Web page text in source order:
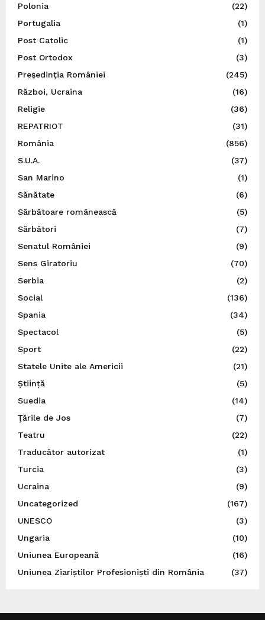
Polonia
(22)
Portugalia
(1)
Post Catolic
(1)
Post Ortodox
(3)
Preşedinţia României
(245)
Război, Ucraina
(16)
Religie
(36)
REPATRIOT
(31)
România
(856)
S.U.A.
(37)
San Marino
(1)
Sănătate
(6)
Sărbătoare românească
(5)
Sărbători
(7)
Senatul României
(9)
Sens Giratoriu
(70)
Serbia
(2)
Social
(136)
Spania
(34)
Spectacol
(5)
Sport
(22)
Statele Unite ale Americii
(21)
Știință
(5)
Suedia
(14)
Ţările de Jos
(7)
Teatru
(22)
Traducător autorizat
(1)
Turcia
(3)
Ucraina
(9)
Uncategorized
(167)
UNESCO
(3)
Ungaria
(10)
Uniunea Europeană
(16)
Uniunea Ziariștilor Profesioniști din România
(37)